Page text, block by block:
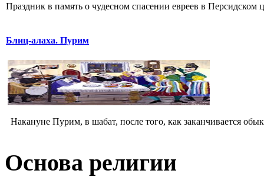
Праздник в память о чудесном спасении евреев в Персидском
Блиц-алаха. Пурим
Накануне Пурим, в шабат, после того, как заканчивается
Основа религии